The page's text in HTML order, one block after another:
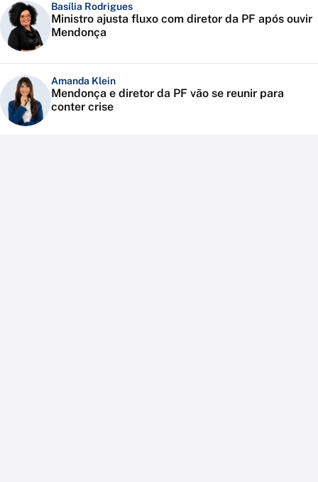
Basília Rodrigues
Ministro ajusta fluxo com diretor da PF após ouvir
Mendonça
Amanda Klein
Mendonça e diretor da PF vão se reunir para
conter crise